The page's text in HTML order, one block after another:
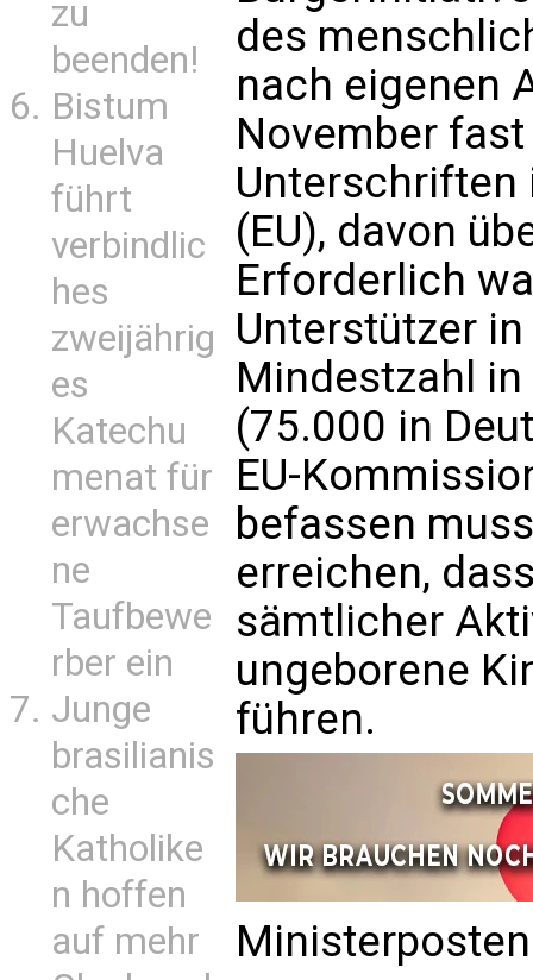
zu
beenden!
Bistum
Huelva
führt
verbindlic
hes
zweijährig
es
Katechu
menat für
erwachse
ne
Taufbewe
rber ein
Junge
brasilianis
che
Katholike
n hoffen
auf mehr
des
nach eigenen
November
Unterschriften
(EU), davon
Erforderlich
Unterstützer
Mindestzahl in
(75.000 in
EU-
befassen
erreichen,
sämtlicher
ungeborene
führen.